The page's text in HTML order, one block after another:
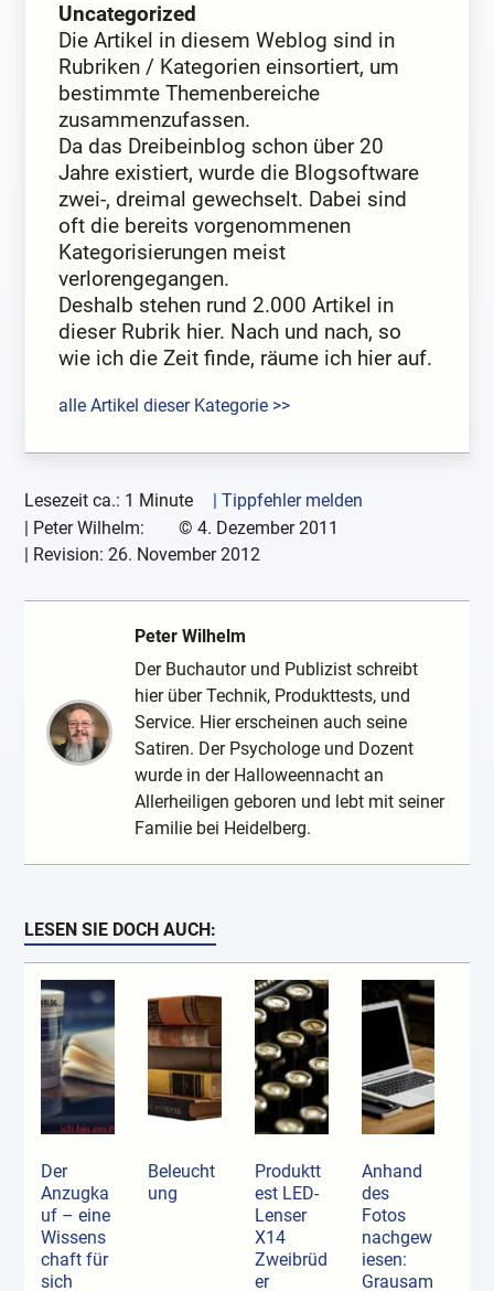
Uncategorized
Die Artikel in diesem Weblog sind in
Rubriken / Kategorien einsortiert, um
bestimmte Themenbereiche
zusammenzufassen.
Da das Dreibeinblog schon über 20
Jahre existiert, wurde die Blogsoftware
zwei-, dreimal gewechselt. Dabei sind
oft die bereits vorgenommenen
Kategorisierungen meist
verlorengegangen.
Deshalb stehen rund 2.000 Artikel in
dieser Rubrik hier. Nach und nach, so
wie ich die Zeit finde, räume ich hier auf.
alle Artikel dieser Kategorie >>
Lesezeit ca.: 1 Minute
| Tippfehler melden
Peter Wilhelm: © 4. Dezember 2011
| Revision:26. November 2012
Peter Wilhelm
Der Buchautor und Publizist schreibt
hier über Technik, Produkttests, und
Service. Hier erscheinen auch seine
Satiren. Der Psychologe und Dozent
wurde in der Halloweennacht an
Allerheiligen geboren und lebt mit seiner
Familie bei Heidelberg.
LESEN SIE DOCH AUCH:
Der
Anzugka
uf ­– eine
Wissens
chaft für
sich
Beleucht
ung
Produktt
est LED-
Lenser
X14
Zweibrüd
er
Anhand
des
Fotos
nachgew
iesen:
Grausam